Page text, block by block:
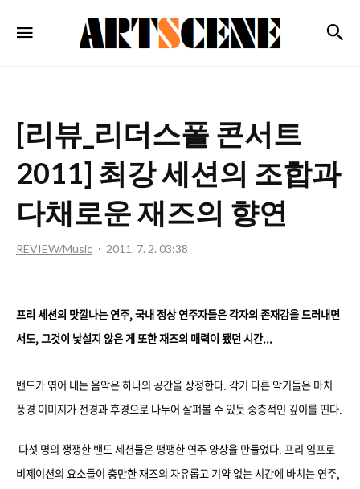
ARTSCENE
[리뷰_리더스폴 콘서트
2011] 최강 세션의 조합과
다채로운 재즈의 향연
REVIEW/Music 2011. 7. 2. 03:38
프리 세션의 맛깔나는 연주, 국내 정상 연주자들은 각자의 존재감을 드러내면
서도, 그것이 낯설지 않은 게 또한 재즈의 매력이 됐던 시간...
밴드가 엮어 내는 음악은 하나의 공간을 상정한다. 각기 다른 악기들은 마치
풍경 이미지가 전경과 후경으로 나누어 살펴볼 수 있듯 중층적인 깊이를 띤다.
다섯 명의 쟁쟁한 밴드 세션들은 팽팽한 연주 양상을 만들었다. 프리 임프로
비제이션의 요소들이 충만한 재즈의 자유롭고 기약 없는 시간에 바치는 연주,